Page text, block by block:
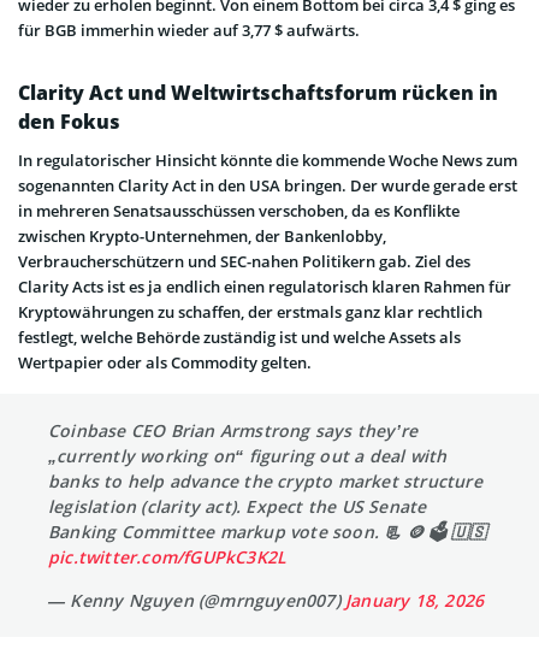
wieder zu erholen beginnt. Von einem Bottom bei circa 3,4 $ ging es
für BGB immerhin wieder auf 3,77 $ aufwärts.
Clarity Act und Weltwirtschaftsforum rücken in
den Fokus
In regulatorischer Hinsicht könnte die kommende Woche News zum
sogenannten Clarity Act in den USA bringen. Der wurde gerade erst
in mehreren Senatsausschüssen verschoben, da es Konflikte
zwischen Krypto-Unternehmen, der Bankenlobby,
Verbraucherschützern und SEC-nahen Politikern gab. Ziel des
Clarity Acts ist es ja endlich einen regulatorisch klaren Rahmen für
Kryptowährungen zu schaffen, der erstmals ganz klar rechtlich
festlegt, welche Behörde zuständig ist und welche Assets als
Wertpapier oder als Commodity gelten.
Coinbase CEO Brian Armstrong says they’re
„currently working on“ figuring out a deal with
banks to help advance the crypto market structure
legislation (clarity act). Expect the US Senate
Banking Committee markup vote soon. 📃 🪙 🗳 🇺🇸
pic.twitter.com/fGUPkC3K2L
— Kenny Nguyen (@mrnguyen007)January 18, 2026